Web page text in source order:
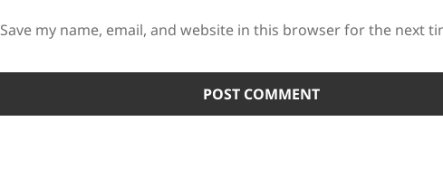
Save my name, email, and website in this browser for the next